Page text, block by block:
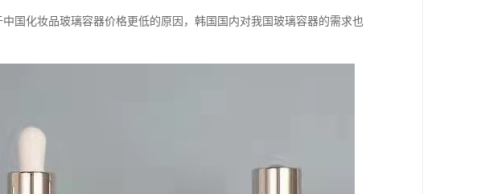
国化妆品玻璃容器价格更低的原因，韩国国内对我国玻璃容器的需求也